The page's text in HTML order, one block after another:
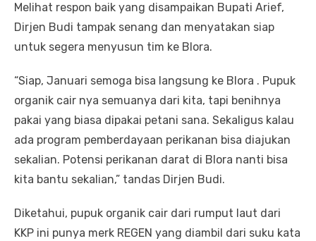
Melihat respon baik yang disampaikan Bupati Arief,
Dirjen Budi tampak senang dan menyatakan siap
untuk segera menyusun tim ke Blora.
“Siap, Januari semoga bisa langsung ke Blora . Pupuk
organik cair nya semuanya dari kita, tapi benihnya
pakai yang biasa dipakai petani sana. Sekaligus kalau
ada program pemberdayaan perikanan bisa diajukan
sekalian. Potensi perikanan darat di Blora nanti bisa
kita bantu sekalian,” tandas Dirjen Budi.
Diketahui, pupuk organik cair dari rumput laut dari
KKP ini punya merk REGEN yang diambil dari suku kata